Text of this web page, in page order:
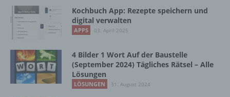
Kochbuch App: Rezepte speichern und
digital verwalten
APPS 03. April 2025
4 Bilder 1 Wort Auf der Baustelle
(September 2024) Tägliches Rätsel – Alle
Lösungen
LÖSUNGEN 31. August 2024
Cookies / SessionStorage / LocalStorage
Die Internetseiten verwenden teilweise so
genannte Cookies, LocalStorage und
SessionStorage. Dies dient dazu, unser Angebot
nutzerfreundlicher, effektiver und sicherer zu
machen. Local Storage und SessionStorage ist
eine Technologie, mit welcher ihr Browser Daten